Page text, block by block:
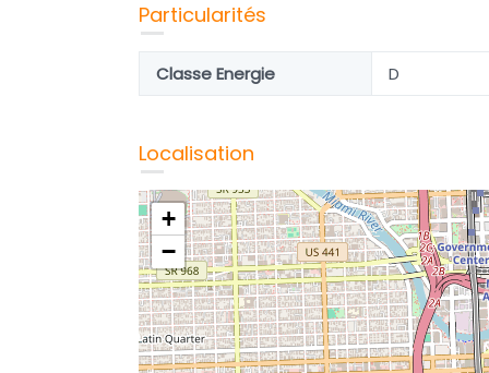
Particularités
Classe Energie D
Localisation
+
−
Haraucourt, belle maison à
conforter